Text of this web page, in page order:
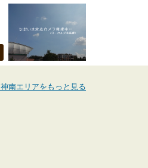
神南エリアをもっと見る